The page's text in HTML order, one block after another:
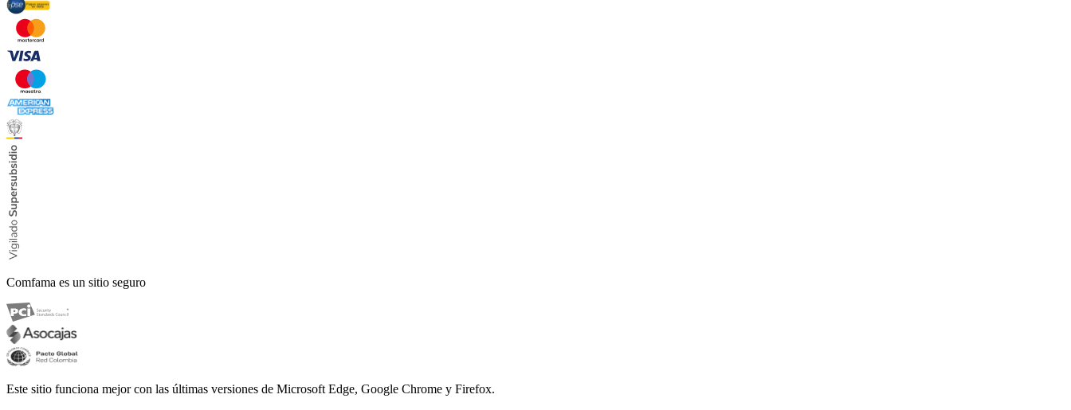
Comfama es un sitio seguro
Este sitio funciona mejor con las últimas versiones de Microsoft Edge, Google Chrome y Firefox.